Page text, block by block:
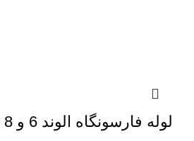
لوله فارسونگاه الوند 6 و 8 تن